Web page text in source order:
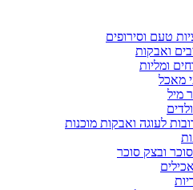
טעם וסירופים
ואבקות
ומליות
מאכל
מיל
לעוגה ואבקות מוכנות
ובצק סוכר